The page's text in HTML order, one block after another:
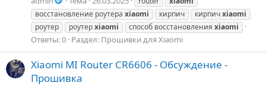
восстановление роутера xiaomi кирпич кирпичxiaomi
роутер
роутерxiaomi способ восстановления xiaomi
Ответы: 0 Раздел: Прошивки для Xiaomi
Xiaomi MI Router CR6606 - Обсуждение -
Прошивка